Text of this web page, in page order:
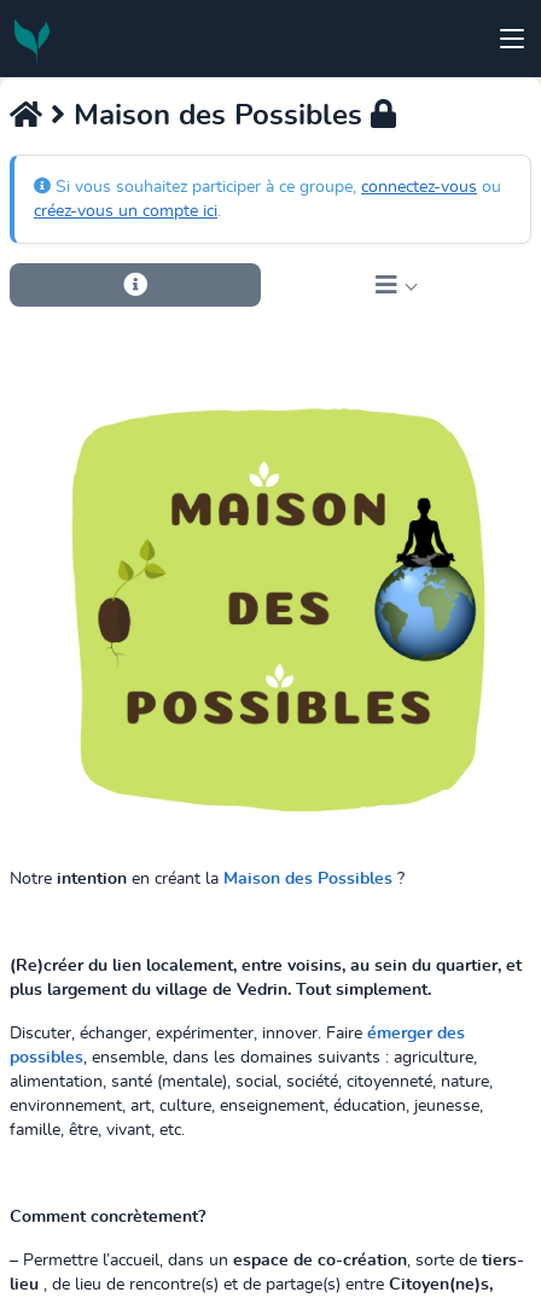
Maison des Possibles
Si vous souhaitez participer à ce groupe, connectez-vous ou
créez-vous un compte ici.
Notre intention en créant la Maison des Possibles ?
(Re)créer du lien localement, entre voisins, au sein du quartier, et
plus largement du village de Vedrin. Tout simplement.
Discuter, échanger, expérimenter, innover. Faire émerger des
possibles, ensemble, dans les domaines suivants : agriculture,
alimentation, santé (mentale), social, société, citoyenneté, nature,
environnement, art, culture, enseignement, éducation, jeunesse,
famille, être, vivant, etc.
Comment concrètement?
– Permettre l’accueil, dans un espace de co-création, sorte de tiers-
lieu , de lieu de rencontre(s) et de partage(s) entre Citoyen(ne)s,